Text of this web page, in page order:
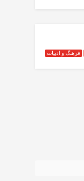
فرهنگ و ادبیات